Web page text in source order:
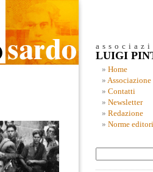
LUIGI
Home
Associazione
Contatti
Newsletter
Redazione
Norme